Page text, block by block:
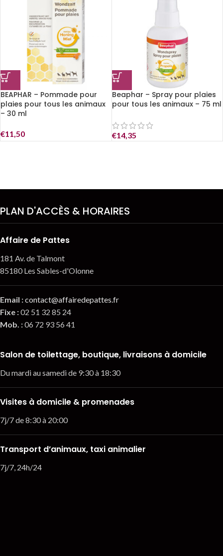
BEAPHAR – Pommade pour
plaies pour tous les animaux
– 30 ml
€11,50
Beaphar – Spray pour plaies
pour tous les animaux – 75 ml
€14,35
PLAN D'ACCÈS & HORAIRES
Affaire de Pattes
181 Av. de Talmont
85180 Les Sables-d'Olonne
Email :contact@affairedepattes.fr
Fixe :02 51 32 85 24
Mob. :06 72 93 56 41
Salon de toilettage, boutique, livraisons à domicile
Du mardi au samedi de 9:30 à 18:30
Visites à domicile & promenades
7j/7 de 8:30 à 20:00
Transport d’animaux, taxi animalier
7j/7, 24h/24